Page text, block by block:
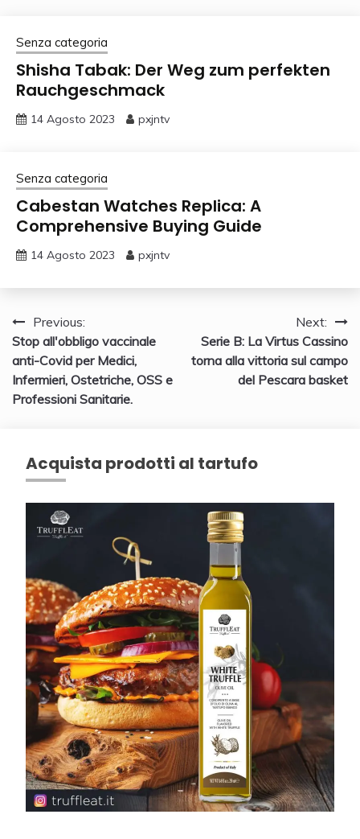
Senza categoria
Shisha Tabak: Der Weg zum perfekten
Rauchgeschmack
14 Agosto 2023 pxjntv
Senza categoria
Cabestan Watches Replica: A
Comprehensive Buying Guide
14 Agosto 2023 pxjntv
Navigazione
articoli
Previous:
Stop all'obbligo vaccinale
anti-Covid per Medici,
Infermieri, Ostetriche, OSS e
Professioni Sanitarie.
Next:
Serie B: La Virtus Cassino
torna alla vittoria sul campo
del Pescara basket
Acquista prodotti al tartufo